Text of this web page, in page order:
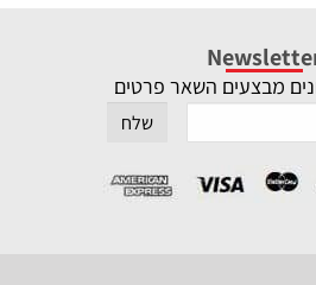
מבצעים השאר פרטים